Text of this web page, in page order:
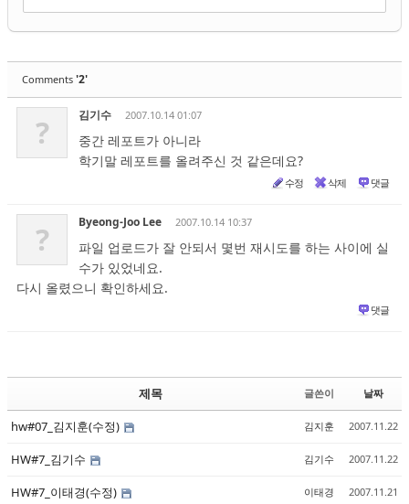
Comments '2'
? 김기수 2007.10.14 01:07
중간 레포트가 아니라
학기말 레포트를 올려주신 것 같은데요?
수정 삭제 댓글
? Byeong-Joo Lee 2007.10.14 10:37
파일 업로드가 잘 안되서 몇번 재시도를 하는 사이에 실
수가 있었네요.
다시 올렸으니 확인하세요.
댓글
제목 글쓴이 날짜
hw#07_김지훈(수정) 김지훈 2007.11.22
HW#7_김기수 김기수 2007.11.22
HW#7_이태경(수정) 이태경 2007.11.21